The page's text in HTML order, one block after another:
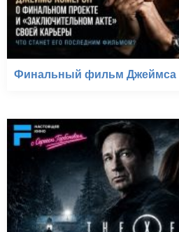
Финальный фильм Джеймса